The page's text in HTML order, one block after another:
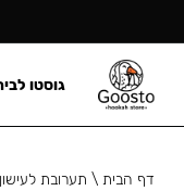
דף הבית\ תערובת לעישון
גוסטו